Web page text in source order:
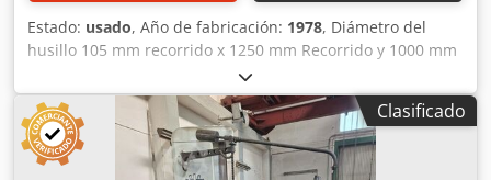
Estado: usado, Año de fabricación: 1978, Diámetro del
husillo 105 mm recorrido x 1250 mm Recorrido y 1000 mm
Recorrido z 600 mm Longitud de la mesa 1100 mm
Anchura de la mesa 900 mm Pick-up 50 ISO / MK Potencia
total necesaria kW Csdpfx Aot Hwtxep Iorf Peso de la
máquina aprox. t Mandrinadora de banco CNC Año de
construcción: 1978 Revisión: 2002 BOSCH Ctrl. CC 300
Clasificado